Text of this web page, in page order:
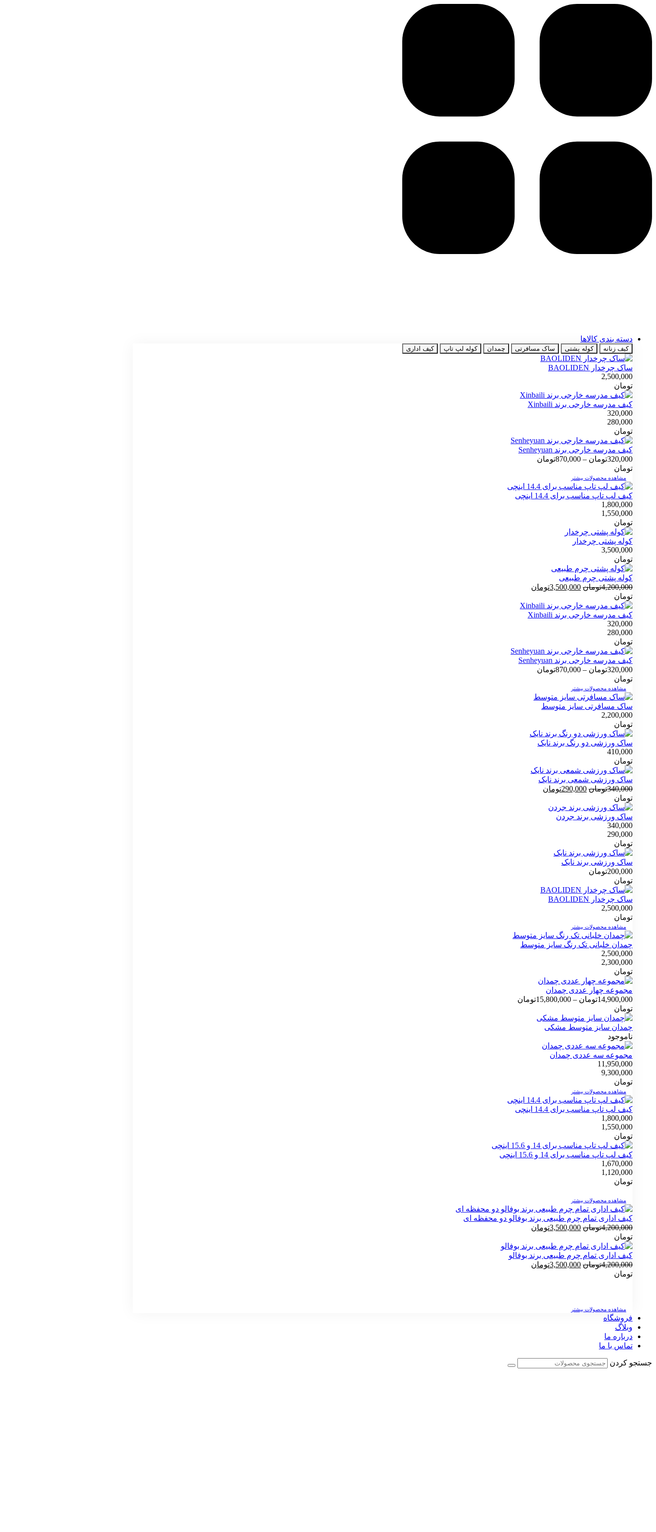
محتوا
دسته بندی کالاها
کیف زنانه کوله پشتی ساک مسافرتی چمدان کوله لپ تاپ کیف اداری
ساک چرخدار ‌BAOLIDEN
2,500,000
تومان
کیف مدرسه خارجی برند Xinbaili
320,000
280,000
تومان
کیف مدرسه خارجی برند Senheyuan
320,000تومان –
870,000تومان
تا
870,000تومان
تومان
مشاهده محصولات بیشتر
کیف لپ تاپ مناسب برای 14.4 اینچی
1,800,000
1,550,000
تومان
کوله پشتی چرخدار
3,500,000
تومان
کوله پشتی چرم طبیعی
4,200,000تومان قیمت
4,200,000تومان
بود.
3,500,000تومان
است.
تومان
کیف مدرسه خارجی برند Xinbaili
320,000
280,000
تومان
کیف مدرسه خارجی برند Senheyuan
320,000تومان –
870,000تومان
تا
تومان
مشاهده محصولات بیشتر
ساک مسافرتی سایز متوسط
2,200,000
تومان
ساک ورزشی دو رنگ برند نایک
410,000
تومان
ساک ورزشی شمعی برند نایک
340,000تومان قیمت
340,000تومان
بود.
290,000تومان
تومان
ساک ورزشی برند جردن
340,000
290,000
تومان
ساک ورزشی برند نایک
200,000تومان
تومان
ساک چرخدار ‌BAOLIDEN
2,500,000
تومان
مشاهده محصولات بیشتر
چمدان خلبانی تک رنگ سایز متوسط
2,500,000
2,300,000
تومان
مجموعه چهار عددی چمدان
14,900,000تومان –
15,800,000تومان
تومان
چمدان سایز متوسط مشکی
ناموجود
مجموعه سه عددی چمدان
11,950,000
9,300,000
تومان
مشاهده محصولات بیشتر
کیف لپ تاپ مناسب برای 14.4 اینچی
1,800,000
1,550,000
تومان
کیف لپ تاپ مناسب برای 14 و 15.6 اینچی
1,670,000
1,120,000
تومان
مشاهده محصولات بیشتر
کیف اداری تمام چرم طبیعی برند بوفالو دو محفظه ای
4,200,000تومان قیمت
4,200,000تومان
بود.
3,500,000تومان
است.
تومان
کیف اداری تمام چرم طبیعی برند بوفالو
4,200,000تومان قیمت
3,500,000تومان
تومان
مشاهده محصولات بیشتر
فروشگاه
وبلاگ
درباره ما
تماس با ما
جستجو کردن